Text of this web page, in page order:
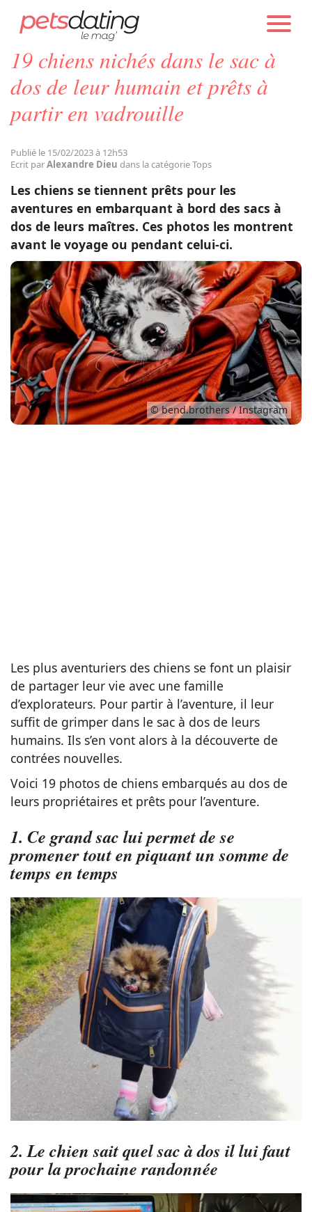
Chien
Chat
Faits Divers
Emotion
Tops
Sauvetages
Conso
PETS DATING ACTUALITÉS TOPS
19 chiens nichés dans le sac à
dos de leur humain et prêts à
partir en vadrouille
Publié le 15/02/2023 à 12h53
Ecrit parAlexandre Dieu dans la catégorie Tops
Les chiens se tiennent prêts pour les
aventures en embarquant à bord des sacs à
dos de leurs maîtres. Ces photos les montrent
avant le voyage ou pendant celui-ci.
© bend.brothers / Instagram
Les plus aventuriers des chiens se font un plaisir
de partager leur vie avec une famille
d’explorateurs. Pour partir à l’aventure, il leur
suffit de grimper dans le sac à dos de leurs
humains. Ils s’en vont alors à la découverte de
contrées nouvelles.
Voici 19 photos de chiens embarqués au dos de
leurs propriétaires et prêts pour l’aventure.
1. Ce grand sac lui permet de se
promener tout en piquant un somme de
temps en temps
2. Le chien sait quel sac à dos il lui faut
pour la prochaine randonnée